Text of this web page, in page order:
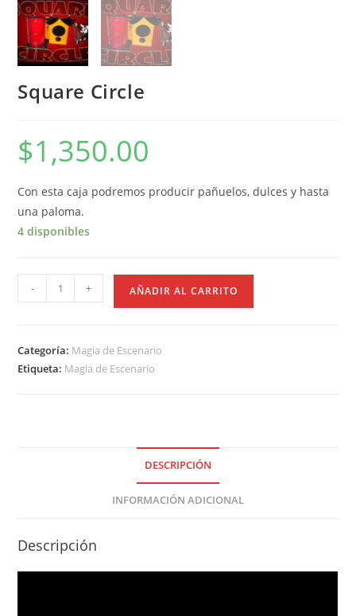
Square Circle
$1,350.00
Con esta caja podremos producir pañuelos, dulces y hasta
una paloma.
4 disponibles
Circle
- + AÑADIR AL CARRITO
Categoría: Magia de Escenario
Etiqueta: Magia de Escenario
DESCRIPCIÓN
INFORMACIÓN ADICIONAL
Descripción